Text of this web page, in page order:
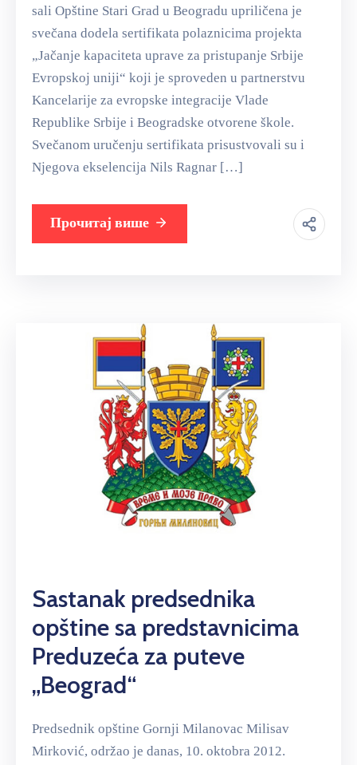
sali Opštine Stari Grad u Beogradu upriličena je
svečana dodela sertifikata polaznicima projekta
„Jačanje kapaciteta uprave za pristupanje Srbije
Evropskoj uniji“ koji je sproveden u partnerstvu
Kancelarije za evropske integracije Vlade
Republike Srbije i Beogradske otvorene škole.
Svečanom uručenju sertifikata prisustvovali su i
Njegova ekselencija Nils Ragnar […]
Прочитај више
Sastanak predsednika
opštine sa predstavnicima
Preduzeća za puteve
„Beograd“
Predsednik opštine Gornji Milanovac Milisav
Mirković, održao je danas, 10. oktobra 2012.